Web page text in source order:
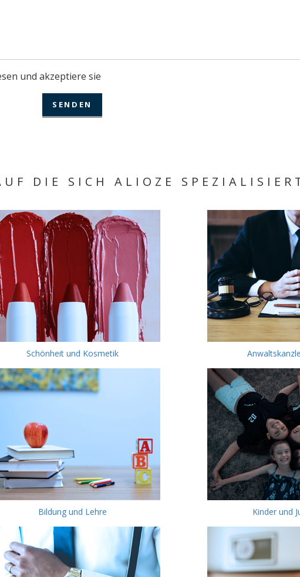
und akzeptiere sie
DIE SICH ALIOZE
Schönheit und Kosmetik
Bildung und Lehre Kinder und